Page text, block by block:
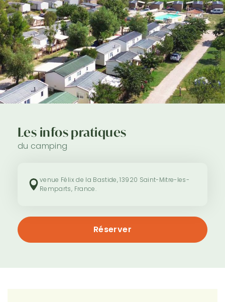
Les infos pratiques
du camping
venue Félix de la Bastide, 13920 Saint-Mitre-les-
Remparts, France.
Réserver